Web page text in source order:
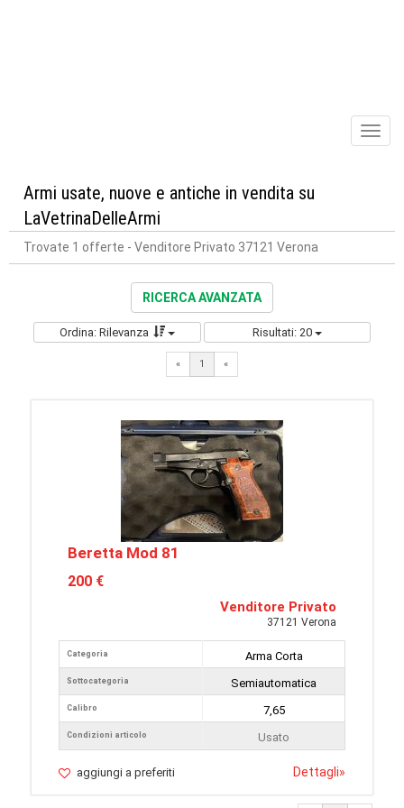
Armi usate, nuove e antiche in vendita su
LaVetrinaDelleArmi
Trovate 1 offerte - Venditore Privato 37121 Verona
RICERCA AVANZATA
Ordina: Rilevanza Risultati: 20
« 1 «
Beretta Mod 81
200 €
Venditore Privato
37121 Verona
Categoria
Sottocategoria
Calibro
Condizioni articolo
Arma Corta
Semiautomatica
7,65
Usato
aggiungi a preferiti Dettagli»